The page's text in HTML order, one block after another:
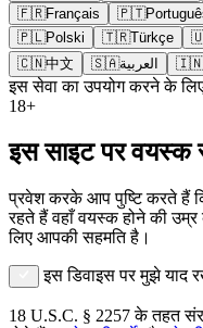
🇫🇷Français 🇵🇹
🇵🇱Polski 🇹🇷Türkçe
🇨🇳中文 🇸🇦العربية 🇮🇳
इस सेवा का उपयोग करने के
18+
इस साइट पर वयस्क
प्रवेश करके आप पुष्टि करते
रहते हैं वहाँ वयस्क होने की
लिए आपकी सहमति है।
इस डिवाइस पर मुझे याद
18 U.S.C. § 2257 के तहत